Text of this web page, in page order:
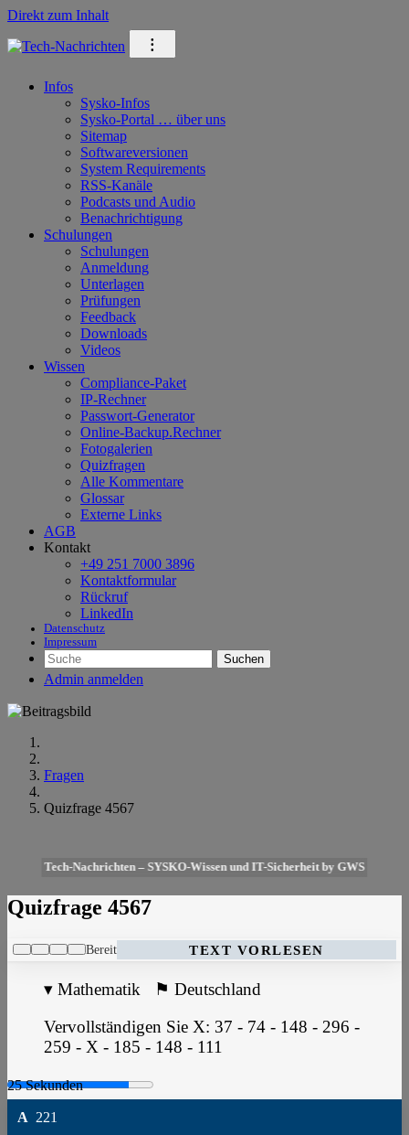
Direkt zum Inhalt
⁝
Infos
Sysko-Infos
Sysko-Portal … über uns
Sitemap
Softwareversionen
System Requirements
RSS-Kanäle
Podcasts und Audio
Benachrichtigung
Schulungen
Schulungen
Anmeldung
Unterlagen
Prüfungen
Feedback
Downloads
Videos
Wissen
Compliance-Paket
IP-Rechner
Passwort-Generator
Online-Backup.Rechner
Fotogalerien
Quizfragen
Alle Kommentare
Glossar
Externe Links
AGB
Kontakt
+49 251 7000 3896
Kontaktformular
Rückruf
LinkedIn
Datenschutz
Impressum
Suchen
Admin anmelden
Fragen
Quizfrage 4567
Tech-Nachrichten – SYSKO-Wissen und IT-Sicherheit by GWS
Quizfrage 4567
Bereit TEXT VORLESEN
▾ Mathematik ⚑ Deutschland
Vervollständigen Sie X: 37 - 74 - 148 - 296 -
259 - X - 185 - 148 - 111
A 221